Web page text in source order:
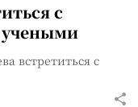
с
встретиться с